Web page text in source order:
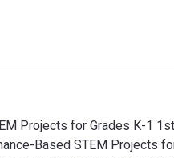
Projects for Grades K-1
Based STEM Projects